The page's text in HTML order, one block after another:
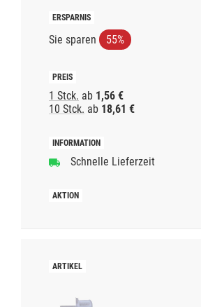
Sie sparen 55%
1 Stck. ab 1,56 €
10 Stck. ab 18,61 €
Schnelle Lieferzeit